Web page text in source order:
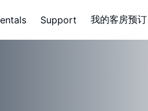
Support 我的客房预订